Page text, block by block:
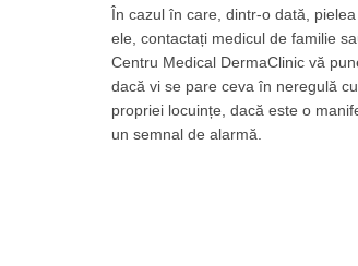
În cazul în care, dintr-o dată,
ele, contactați medicul de familie
Centru Medical DermaClinic vă
dacă vi se pare ceva în neregulă
propriei locuințe, dacă este o
un semnal de alarmă.